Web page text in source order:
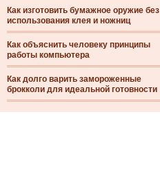
Как изготовить бумажное оружие без
использования клея и ножниц
Как объяснить человеку принципы
работы компьютера
Как долго варить замороженные
брокколи для идеальной готовности